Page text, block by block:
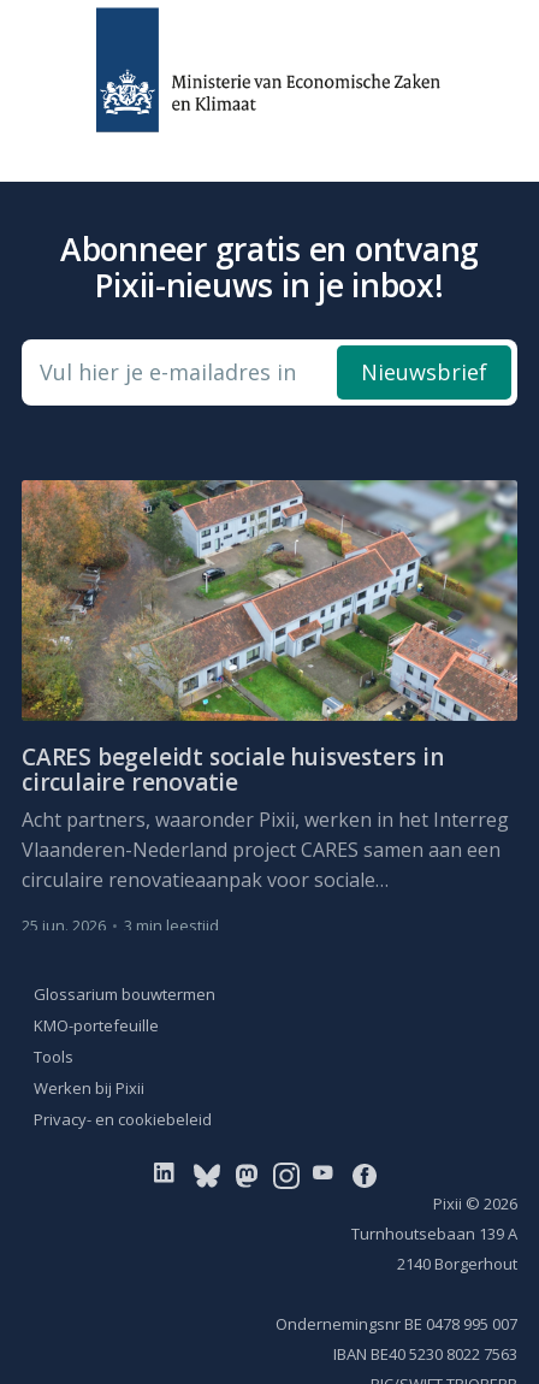
Abonneer gratis en ontvang
Pixii-nieuws in je inbox!
Vul hier je e-mailadres in Nieuwsbrief
CARES begeleidt sociale huisvesters in
circulaire renovatie
Acht partners, waaronder Pixii, werken in het Interreg
Vlaanderen-Nederland project CARES samen aan een
circulaire renovatieaanpak voor sociale
25 jun. 2026 • 3 min leestijd
Glossarium bouwtermen
KMO-portefeuille
Tools
Werken bij Pixii
Privacy- en cookiebeleid
Pixii © 2026
Turnhoutsebaan 139 A
2140 Borgerhout
Ondernemingsnr BE 0478 995 007
IBAN BE40 5230 8022 7563